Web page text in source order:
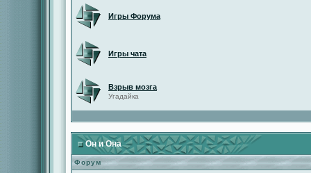
Игры Форума
Игры чата
Взрыв мозга
Угадайка
Он и Она
Форум